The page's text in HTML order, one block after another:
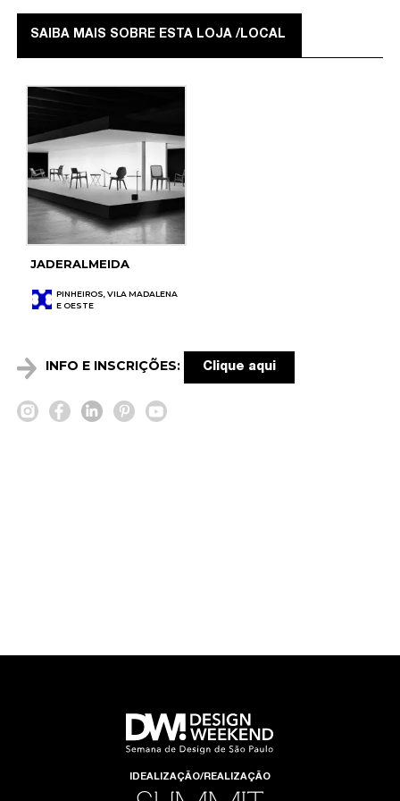
SAIBA MAIS SOBRE ESTA LOJA /LOCAL
JADERALMEIDA
PINHEIROS, VILA MADALENA
E OESTE
INFO E INSCRIÇÕES: Clique aqui
IDEALIZAÇÃO/REALIZAÇÃO